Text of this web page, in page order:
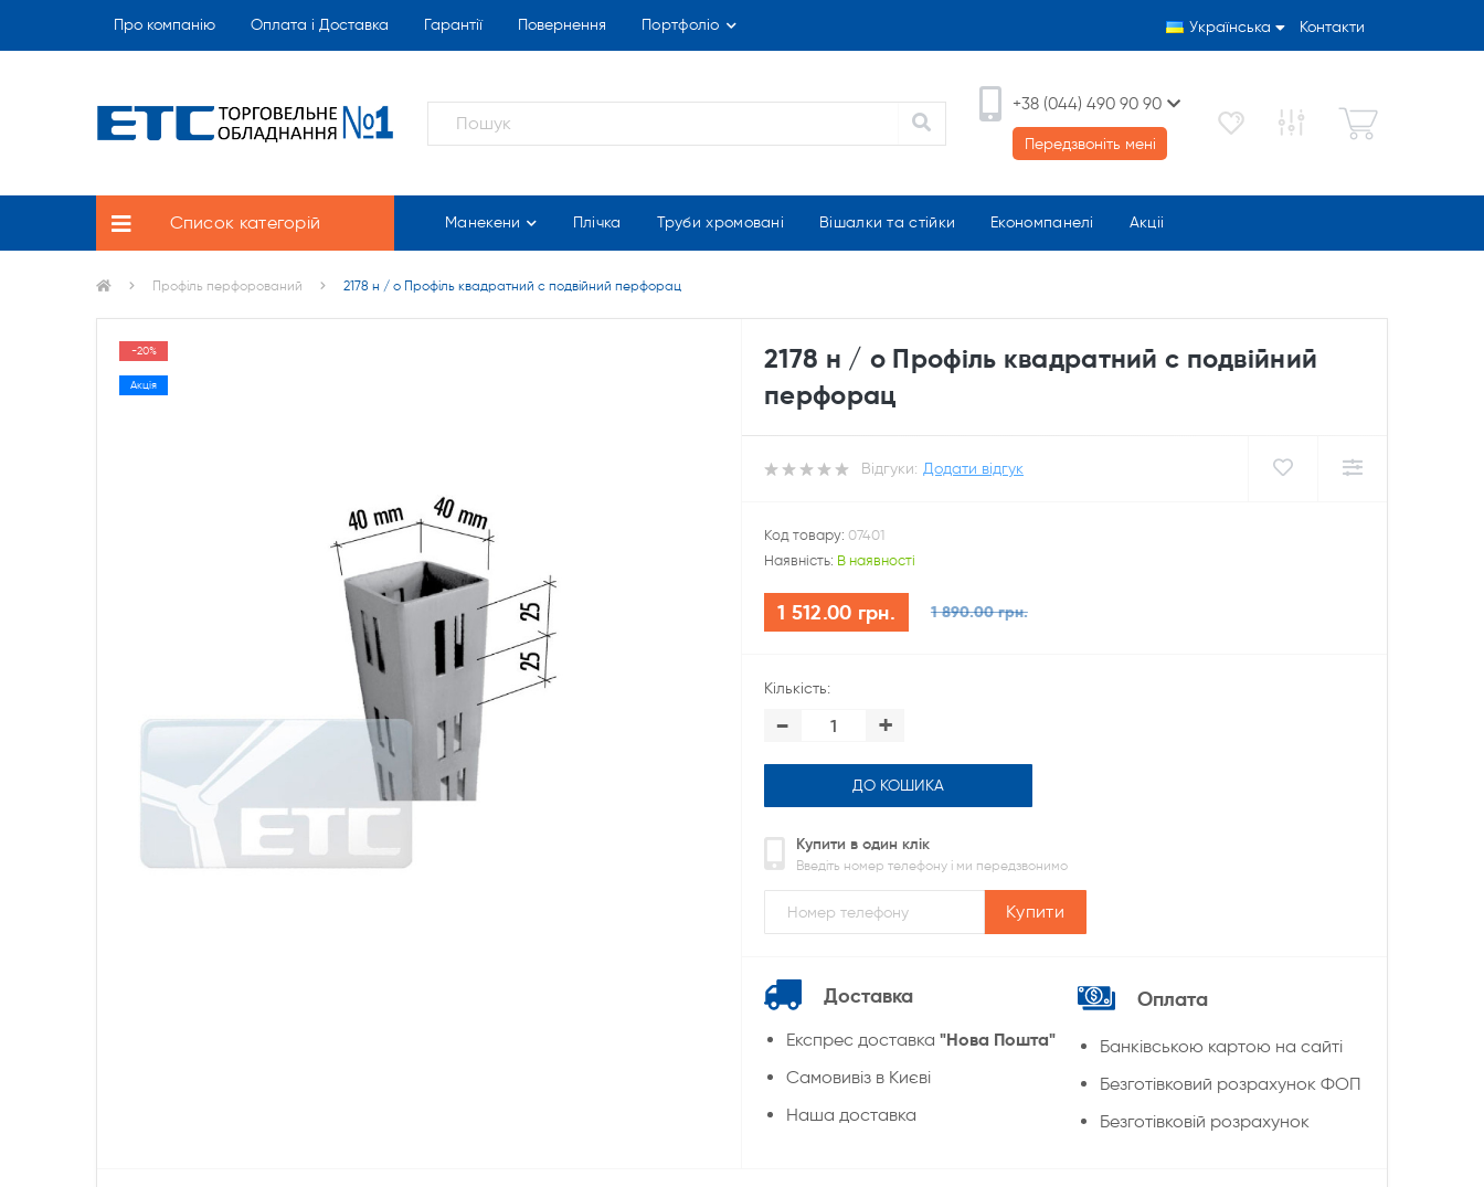
Про компанію Оплата і Доставка Гарантії Повернення Портфоліо Українська Контакти
+38 (044) 490 90 90
Передзвоніть мені
Список категорій Манекени Плічка Труби хромовані Вішалки та стійки Економпанелі Акціі
Профіль перфорований 2178 н / о Профіль квадратний c подвійний перфорац
-20%
Акція
2178 н / о Профіль квадратний c подвійний
перфорац
Відгуки: Додати відгук
Код товару: 07401
Наявність: В наявності
1 512.00 грн. 1 890.00 грн.
Кількість:
- +
ДО КОШИКА
Купити в один клік
Введіть номер телефону і ми передзвонимо
Купити
Доставка
Експрес доставка "Нова Пошта"
Cамовивіз в Києві
Наша доставка
Оплата
Банківською картою на сайті
Безготівковий розрахунок ФОП
Безготівковій розрахунок